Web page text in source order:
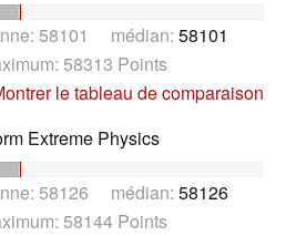
58101 médian: 58101
58313 Points
le tableau de comparaison
Extreme Physics
58126 médian: 58126
58144 Points